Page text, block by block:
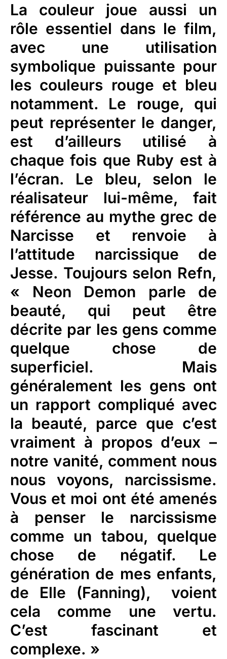
La couleur joue aussi un
rôle essentiel dans le film,
avec une utilisation
symbolique puissante pour
les couleurs rouge et bleu
notamment. Le rouge, qui
peut représenter le danger,
est d’ailleurs utilisé à
chaque fois que Ruby est à
l’écran. Le bleu, selon le
réalisateur lui-même, fait
référence au mythe grec de
Narcisse et renvoie à
l’attitude narcissique de
Jesse. Toujours selon Refn,
« Neon Demon parle de
beauté, qui peut être
décrite par les gens comme
quelque chose de
superficiel. Mais
généralement les gens ont
un rapport compliqué avec
la beauté, parce que c’est
vraiment à propos d’eux –
notre vanité, comment nous
nous voyons, narcissisme.
Vous et moi ont été amenés
à penser le narcissisme
comme un tabou, quelque
chose de négatif. Le
génération de mes enfants,
de Elle (Fanning), voient
cela comme une vertu.
C’est fascinant et
complexe. »